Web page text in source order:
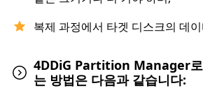
복제 과정에서 타겟 디스크의 데
4DDiG Partition Manager로
는 방법은 다음과 같습니다: